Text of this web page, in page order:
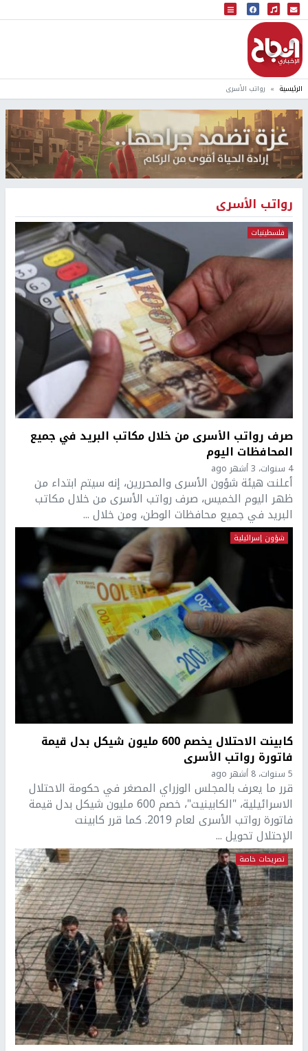
البث المباشر
إذاعة النجاح
الرئيسية رواتب الأسرى
رواتب الأسرى
فلسطينيات
صرف رواتب الأسرى من خلال مكاتب البريد في جميع
المحافظات اليوم
4 سنوات، 3 أشهر ago
أعلنت هيئة شؤون الأسرى والمحررين، إنه سيتم ابتداء من
ظهر اليوم الخميس، صرف رواتب الأسرى من خلال مكاتب
البريد في جميع محافظات الوطن، ومن خلال ...
شؤون إسرائيلية
كابينت الاحتلال يخصم 600 مليون شيكل بدل قيمة
فاتورة رواتب الأسرى
5 سنوات، 8 أشهر ago
قرر ما يعرف بالمجلس الوزراي المصغر في حكومة الاحتلال
الاسرائيلية، "الكابينيت"، خصم 600 مليون شيكل بدل قيمة
فاتورة رواتب الأسرى لعام 2019. كما قرر كابينت
الإحتلال تحويل ...
تصريحات خاصة